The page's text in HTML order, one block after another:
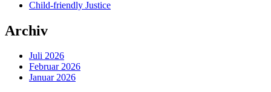
Child-friendly Justice
Archiv
Juli 2026
Februar 2026
Januar 2026